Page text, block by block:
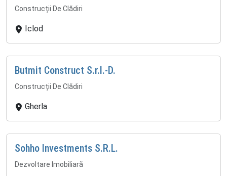
Construcții De Clădiri
Iclod
Butmit Construct S.r.l.-D.
Construcții De Clădiri
Gherla
Sohho Investments S.R.L.
Dezvoltare Imobiliară